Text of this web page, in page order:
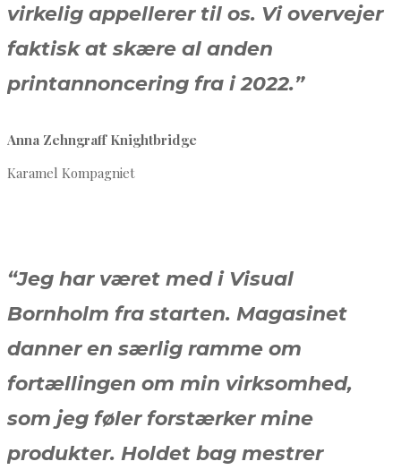
virkelig appellerer til os. Vi overvejer
faktisk at skære al anden
printannoncering fra i 2022.”
Anna Zehngraff Knightbridge
Karamel Kompagniet
“Jeg har været med i Visual
Bornholm fra starten. Magasinet
danner en særlig ramme om
fortællingen om min virksomhed,
som jeg føler forstærker mine
produkter. Holdet bag mestrer